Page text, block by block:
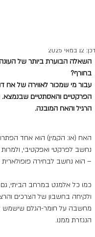
12 במאי 2025
השאלה הבוערת ביותר של
בחורף?
עבור מי שמכור לאווירה של אח
הפרקטיים והאסתטיים
הרגיל והאח המובנה.
האח (או: הקמין) הוא אחד
נחשב לפרקטי ואפקטיבי,
– הוא נחשב לבחירה פופולארית
כמו כל אלמנט במרחב הביתי,
ולקיחה בחשבון של הצרכים
מחשבה על חומר-הגלם שישמש
הנגזרת ממנו.